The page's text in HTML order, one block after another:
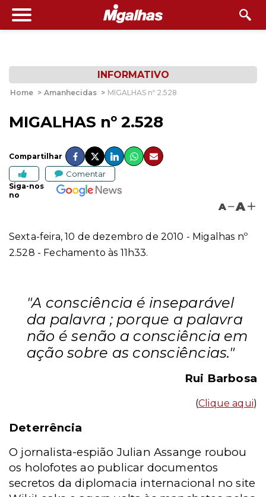
INFORMATIVO
Home > Amanhecidas > MIGALHAS nº 2.528
MIGALHAS nº 2.528
Compartilhar
Comentar
Siga-nos
no
A A
Sexta-feira, 10 de dezembro de 2010 - Migalhas nº
2.528 - Fechamento às 11h33.
"A consciência é inseparável
da palavra ; porque a palavra
não é senão a consciência em
ação sobre as consciências."
Rui Barbosa
(Clique aqui)
Deterrência
O jornalista-espião Julian Assange roubou
os holofotes ao publicar documentos
secretos da diplomacia internacional no site